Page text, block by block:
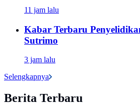
11 jam lalu
Kabar Terbaru
Sutrimo
3 jam lalu
Selengkapnya
Berita Terbaru